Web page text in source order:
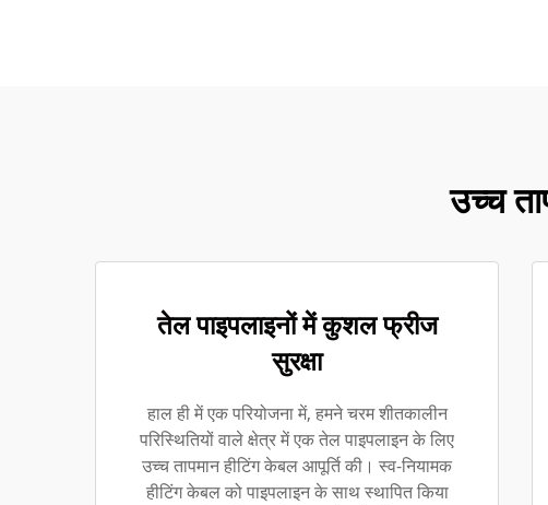
उच्च
तेल पाइपलाइनों में कुशल फ्रीज
सुरक्षा
हाल ही में एक परियोजना में, हमने चरम शीतकालीन
परिस्थितियों वाले क्षेत्र में एक तेल पाइपलाइन के लिए
उच्च तापमान हीटिंग केबल आपूर्ति की। स्व-नियामक
हीटिंग केबल को पाइपलाइन के साथ स्थापित किया